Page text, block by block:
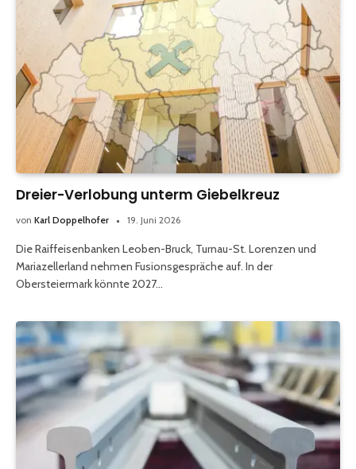
Dreier-Verlobung unterm Giebelkreuz
von Karl Doppelhofer 19. Juni 2026
Die Raiffeisenbanken Leoben-Bruck, Turnau-St. Lorenzen und
Mariazellerland nehmen Fusionsgespräche auf. In der
Obersteiermark könnte 2027…